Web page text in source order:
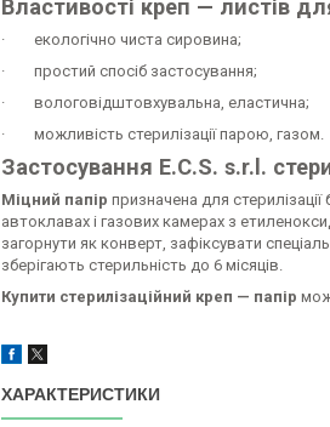
Властивості креп — листів
· екологічно чиста сировина;
· простий спосіб застосування;
· вологовідштовхувальна, еластична;
· можливість стерилізації парою, газом.
Застосування E.C.S. s.r.l.
Міцний папір призначена для
автоклавах і газових камерах з
загорнути як конверт, зафіксувати
зберігають стерильність до 6 місяців.
Купити стерилізаційний креп — папір
ХАРАКТЕРИСТИКИ